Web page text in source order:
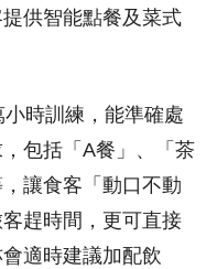
供智能點餐及菜式
時訓練，能準確處
包括「A餐」、「茶
讓食客「動口不動
趕時間，更可直接
適時建議加配飲